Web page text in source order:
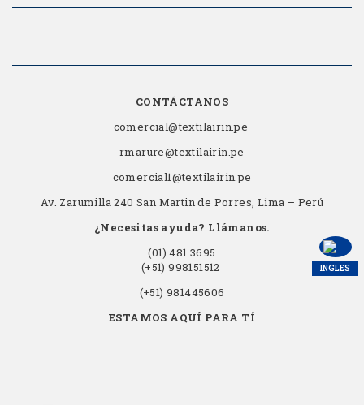
CONTÁCTANOS
comercial@textilairin.pe
rmarure@textilairin.pe
comercial1@textilairin.pe
Av. Zarumilla 240 San Martin de Porres, Lima – Perú
¿Necesitas ayuda? Llámanos.
(01) 481 3695
(+51) 998151512
(+51) 981445606
ESTAMOS AQUÍ PARA TÍ
INGLES